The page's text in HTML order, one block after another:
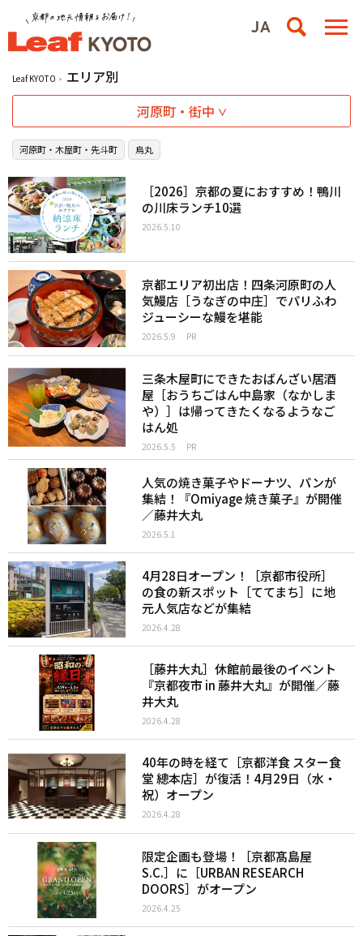
Leaf KYOTO
エリア別
河原町・街中
河原町・木屋町・先斗町 烏丸
［2026］京都の夏におすすめ！鴨川
の川床ランチ10選
2026.5.10
京都エリア初出店！四条河原町の人
気鰻店［うなぎの中庄］でパリふわ
ジューシーな鰻を堪能
2026.5.9 PR
三条木屋町にできたおばんざい居酒
屋［おうちごはん中島家（なかしま
や）］は帰ってきたくなるようなご
はん処
2026.5.5 PR
人気の焼き菓子やドーナツ、パンが
集結！『Omiyage 焼き菓子』が開催
／藤井大丸
2026.5.1
4月28日オープン！［京都市役所］
の食の新スポット［ててまち］に地
元人気店などが集結
2026.4.28
［藤井大丸］休館前最後のイベント
『京都夜市 in 藤井大丸』が開催／藤
井大丸
2026.4.28
40年の時を経て［京都洋食 スター食
堂 總本店］が復活！4月29日（水・
祝）オープン
2026.4.28
限定企画も登場！［京都髙島屋
S.C.］に［URBAN RESEARCH
DOORS］がオープン
2026.4.25